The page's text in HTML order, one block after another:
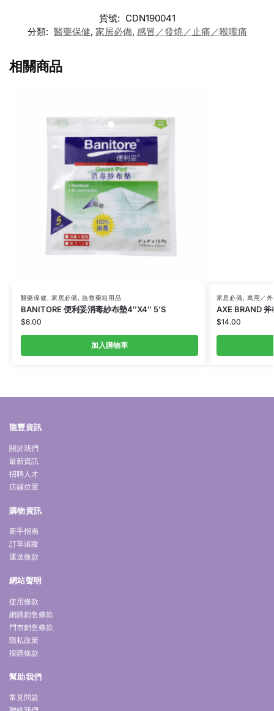
貨號: CDN190041
分類: 醫藥保健, 家居必備, 感冒／發燒／止痛／喉嚨痛
相關商品
醫藥保健, 家居必備,急救藥箱用品
BANITORE 便利妥消毒紗布墊4″X4″ 5’S
$8.00
加入購物車
家居必備, 萬用／
AXE BRAND
$14.00
龍豐資訊
關於我們
最新資訊
招聘人才
店鋪位置
購物資訊
新手指南
訂單追蹤
運送條款
網站聲明
使用條款
網購銷售條款
門市銷售條款
隱私政策
採購條款
幫助我們
常見問題